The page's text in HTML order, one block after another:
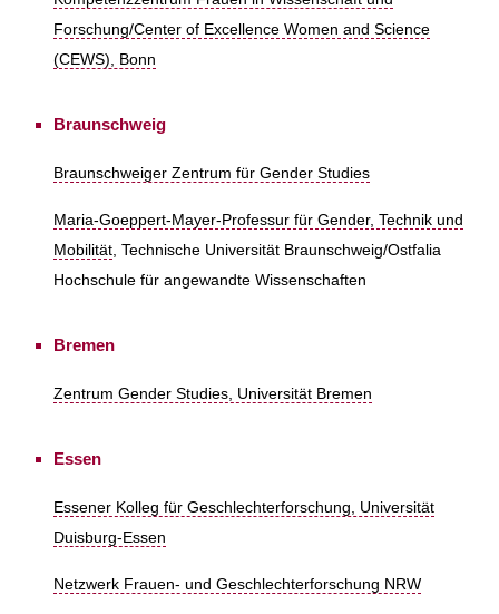
Forschung/Center of Excellence Women and Science
(CEWS), Bonn
Braunschweig
Braunschweiger Zentrum für Gender Studies
Maria-Goeppert-Mayer-Professur für Gender, Technik und
Mobilität , Technische Universität Braunschweig/Ostfalia
Hochschule für angewandte Wissenschaften
Bremen
Zentrum Gender Studies, Universität Bremen
Essen
Essener Kolleg für Geschlechterforschung, Universität
Duisburg-Essen
Netzwerk Frauen- und Geschlechterforschung NRW